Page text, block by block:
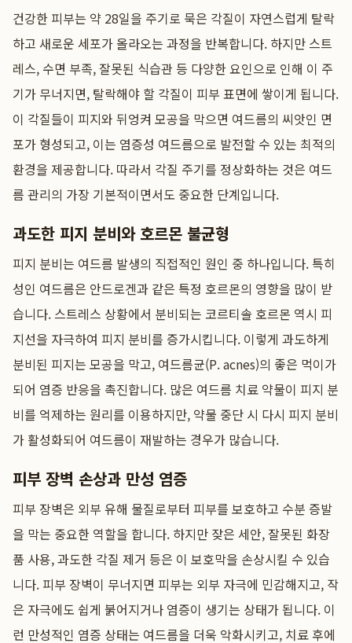
건강한 피부는 약 28일을 주기로 묵은 각질이 자연스럽게 탈락
하고 새로운 세포가 올라오는 과정을 반복합니다. 하지만 스트
레스, 수면 부족, 잘못된 식습관 등 다양한 요인으로 인해 이 주
기가 무너지면, 탈락해야 할 각질이 피부 표면에 쌓이게 됩니다.
이 각질들이 피지와 뒤엉켜 모공을 막으면 여드름의 씨앗인 면
포가 형성되고, 이는 염증성 여드름으로 발전할 수 있는 최적의
환경을 제공합니다. 따라서 각질 주기를 정상화하는 것은 여드
름 관리의 가장 기본적이면서도 중요한 단계입니다.
과도한 피지 분비와 호르몬 불균형
피지 분비는 여드름 발생의 직접적인 원인 중 하나입니다. 특히
성인 여드름은 안드로겐과 같은 특정 호르몬의 영향을 많이 받
습니다. 스트레스 상황에서 분비되는 코르티솔 호르몬 역시 피
지선을 자극하여 피지 분비를 증가시킵니다. 이렇게 과도하게
분비된 피지는 모공을 막고, 여드름균(P. acnes)의 좋은 먹이가
되어 염증 반응을 촉진합니다. 많은 여드름 치료 약물이 피지 분
비를 억제하는 원리를 이용하지만, 약물 중단 시 다시 피지 분비
가 활성화되어 여드름이 재발하는 경우가 많습니다.
피부 장벽 손상과 만성 염증
피부 장벽은 외부 유해 물질로부터 피부를 보호하고 수분 증발
을 막는 중요한 역할을 합니다. 하지만 잦은 세안, 잘못된 화장
품 사용, 과도한 각질 제거 등은 이 보호막을 손상시킬 수 있습
니다. 피부 장벽이 무너지면 피부는 외부 자극에 민감해지고, 작
은 자극에도 쉽게 붉어지거나 염증이 생기는 상태가 됩니다. 이
런 만성적인 염증 상태는 여드름을 더욱 악화시키고, 치료 후에